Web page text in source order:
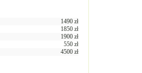
1490 zł
1850 zł
1900 zł
550 zł
4500 zł